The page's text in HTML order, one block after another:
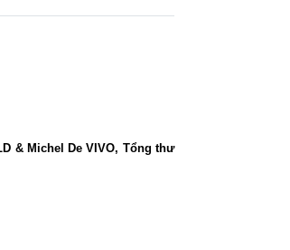
& Michel De VIVO, Tổng thư